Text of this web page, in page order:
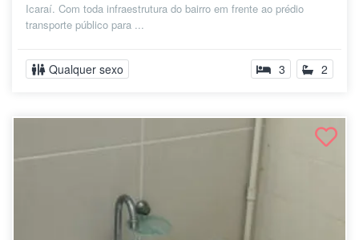
Icaraí. Com toda infraestrutura do bairro em frente ao prédio
transporte público para ...
Qualquer sexo 3 2